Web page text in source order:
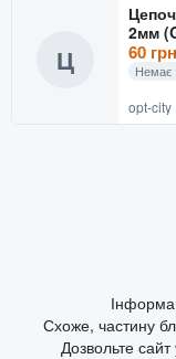
Ц
2мм
60
Немає
opt-city
Схоже, частину
Дозвольте сайт